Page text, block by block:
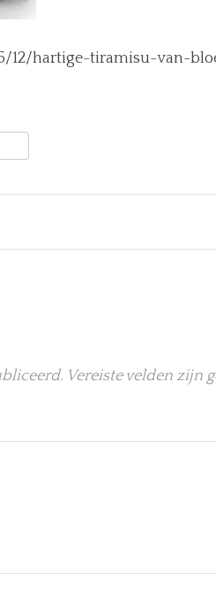
12/hartige-tiramisu-van-
Vereiste velden zijn